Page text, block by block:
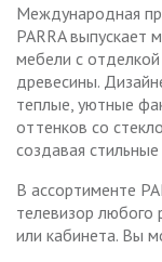
Международная
PARRA выпускает
мебели с
древесины.
теплые, уютные
оттенков со
создавая
В ассортименте
телевизор любого
или кабинета. Вы